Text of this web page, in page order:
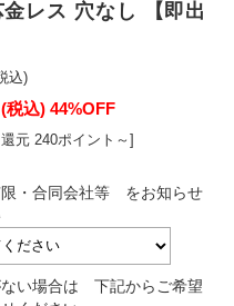
レス 穴なし 【即出
込)
(税込) 44%OFF
元 240ポイント～]
限・合同会社等 をお知らせ
い場合は 下記からご希望